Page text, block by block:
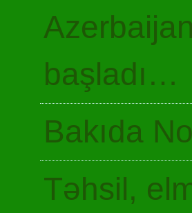
başladı…
Bakıda
Təhsil,